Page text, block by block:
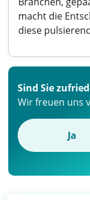
macht die
diese
Sind Sie
Wir freuen uns
Ja